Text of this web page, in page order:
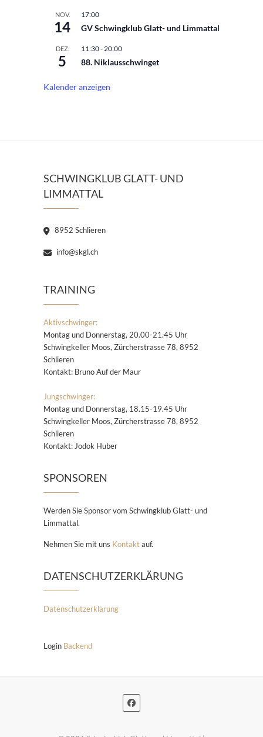
NOV.
14
17:00
GV Schwingklub Glatt- und Limmattal
DEZ.
5
11:30- 20:00
88. Niklausschwinget
Kalender anzeigen
SCHWINGKLUB GLATT- UND
LIMMATTAL
8952 Schlieren
info@skgl.ch
TRAINING
Aktivschwinger:
Montag und Donnerstag, 20.00-21.45 Uhr
Schwingkeller Moos, Zürcherstrasse 78, 8952
Schlieren
Kontakt: Bruno Auf der Maur
Jungschwinger:
Montag und Donnerstag, 18.15-19.45 Uhr
Schwingkeller Moos, Zürcherstrasse 78, 8952
Schlieren
Kontakt: Jodok Huber
SPONSOREN
Werden Sie Sponsor vom Schwingklub Glatt- und
Limmattal.
Nehmen Sie mit uns Kontaktauf.
DATENSCHUTZERKLÄRUNG
Datenschutzerklärung
Login Backend